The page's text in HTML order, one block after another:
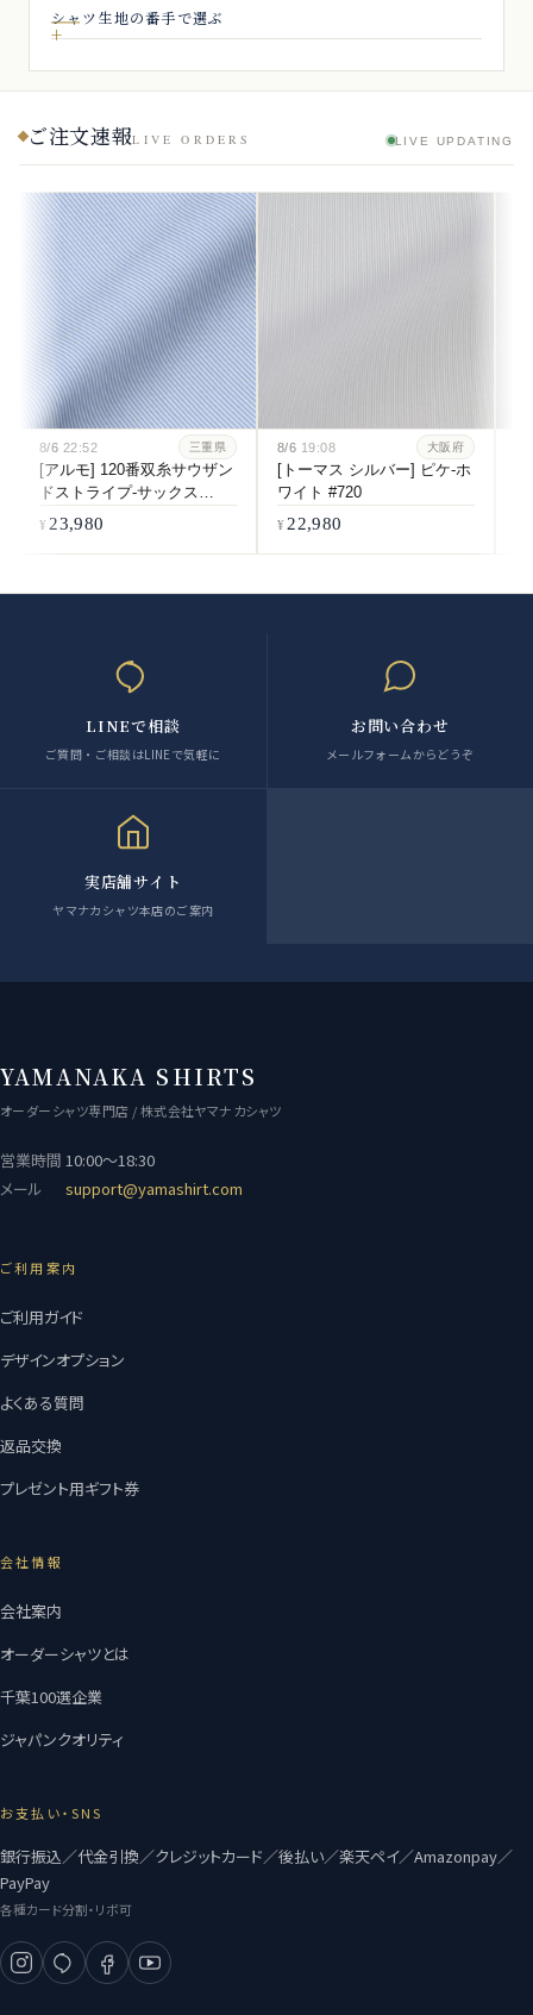
シャツ生地の番手で選ぶ
ご注文速報LIVE ORDERS LIVE UPDATING
8/6 22:52 三重県
[アルモ] 120番双糸サウザン
ドストライプ-サックス
#6084
23,980
8/6 19:08 大阪府
[トーマス シルバー] ピケ-ホ
ワイト #720
22,980
LINEで相談
ご質問・ご相談はLINEで気軽に
お問い合わせ
メールフォームからどうぞ
実店舗サイト
ヤマナカシャツ本店のご案内
YAMANAKA SHIRTS
オーダーシャツ専門店 / 株式会社ヤマナカシャツ
営業時間 10:00〜18:30
メール
support@yamashirt.com
ご利用案内
ご利用ガイド
デザインオプション
よくある質問
返品交換
プレゼント用ギフト券
会社情報
会社案内
オーダーシャツとは
千葉100選企業
ジャパンクオリティ
お支払い・SNS
銀行振込／代金引換／クレジットカード／後払い／楽天ペイ／Amazonpay／
PayPay
各種カード分割・リボ可